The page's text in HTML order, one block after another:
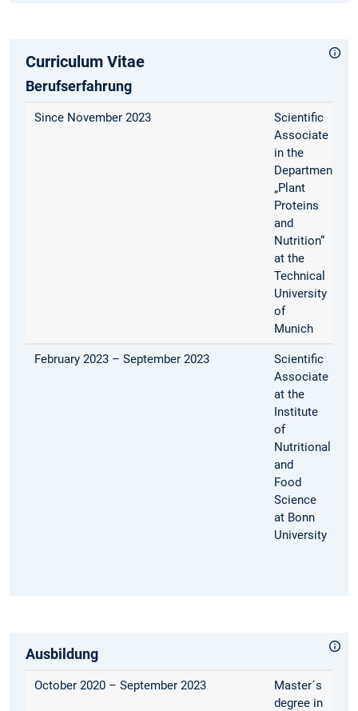
Curriculum Vitae
Berufserfahrung
Since November 2023
Scientific
Associate
in the
Department
„Plant
Proteins
and
Nutrition“
at the
Technical
University
of
Munich
February 2023 – September 2023
Scientific
Associate
at the
Institute
of
Nutritional
and
Food
Science
at Bonn
University
Ausbildung
October 2020 – September 2023
Master´s
degree in